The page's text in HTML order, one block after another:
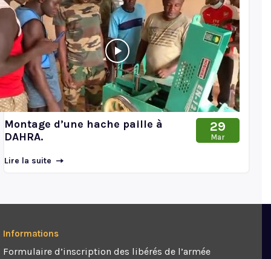
Montage d’une hache paille à
DAHRA.
29
Mar
Lire la suite
Informations
Formulaire d’inscription des libérés de l’armée